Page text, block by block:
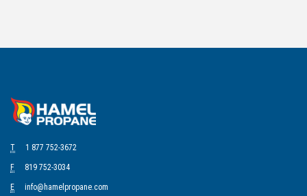
T 1 877 752-3672
F 819 752-3034
E info@hamelpropane.com